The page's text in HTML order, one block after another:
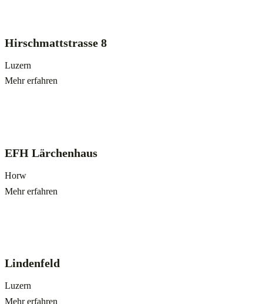
Hirschmattstrasse 8
Luzern
Mehr erfahren
EFH Lärchenhaus
Horw
Mehr erfahren
Lindenfeld
Luzern
Mehr erfahren